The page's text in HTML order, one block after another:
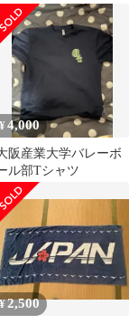
プログラム 記念誌
2002年
¥4,000
阪産業大学バレーボ
ル部Tシャツ
¥2,500